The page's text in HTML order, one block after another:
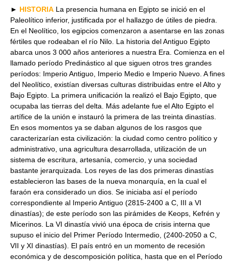
► HISTORIA La presencia humana en Egipto se inició en el
Paleolítico inferior, justificada por el hallazgo de útiles de piedra.
En el Neolítico, los egipcios comenzaron a asentarse en las zonas
fértiles que rodeaban el río Nilo. La historia del Antiguo Egipto
abarca unos 3 000 años anteriores a nuestra Era. Comienza en el
llamado período Predinástico al que siguen otros tres grandes
períodos: Imperio Antiguo, Imperio Medio e Imperio Nuevo. A fines
del Neolítico, existían diversas culturas distribuidas entre el Alto y
Bajo Egipto. La primera unificación la realizó el Bajo Egipto, que
ocupaba las tierras del delta. Más adelante fue el Alto Egipto el
artífice de la unión e instauró la primera de las treinta dinastías.
En esos momentos ya se daban algunos de los rasgos que
caracterizarían esta civilización: la ciudad como centro político y
administrativo, una agricultura desarrollada, utilización de un
sistema de escritura, artesanía, comercio, y una sociedad
bastante jerarquizada. Los reyes de las dos primeras dinastías
establecieron las bases de la nueva monarquía, en la cual el
faraón era considerado un dios. Se iniciaba así el período
correspondiente al Imperio Antiguo (2815-2400 a C, III a VI
dinastías); de este período son las pirámides de Keops, Kefrén y
Micerinos. La VI dinastía vivió una época de crisis interna que
supuso el inicio del Primer Período Intermedio, (2400-2050 a C,
VII y XI dinastías). El país entró en un momento de recesión
económica y de descomposición política, hasta que en el Período